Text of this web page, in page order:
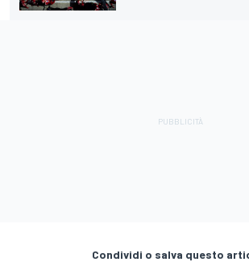
Condividi o salva questo